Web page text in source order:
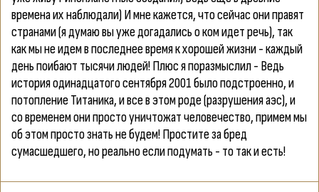
времена их наблюдали) И мне кажется, что сейчас они правят
странами (я думаю вы уже догадались о ком идет речь), так
как мы не идем в последнее время к хорошей жизни - каждый
день поибают тысячи людей! Плюс я поразмыслил - Ведь
история одинадцатого сентября 2001 было подстроенно, и
потопление Титаника, и все в этом роде (разрушения аэс), и
со временем они просто уничтожат человечество, примем мы
об этом просто знать не будем! Простите за бред
сумасшедшего, но реально если подумать - то так и есть!